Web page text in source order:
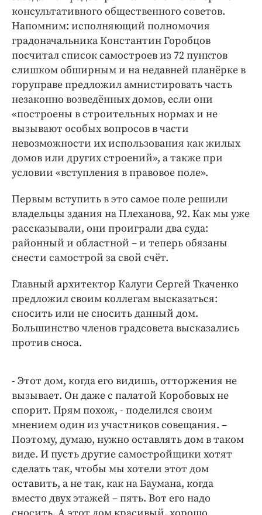
Интересное чтиво
Клиника года
Бренд года
Работодатель года
консультативного общественного советов.
Напомним: исполняющий полномочия
градоначальника Константин Горобцов
посчитал список самостроев из 72 пунктов
слишком обширным и на недавней планёрке в
горуправе предложил амнистировать часть
незаконно возведённых домов, если они
«построены в строительных нормах и не
вызывают особых вопросов в части
невозможности их использования как жилых
домов или других строений», а также при
условии «вступления в правовое поле».
Первым вступить в это самое поле решили
владельцы здания на Плеханова, 92. Как мы уже
рассказывали, они проиграли два суда:
районный и областной – и теперь обязаны
снести самострой за свой счёт.
Главный архитектор Калуги Сергей Ткаченко
предложил своим коллегам высказаться:
сносить или не сносить данный дом.
Большинство членов градсовета высказались
против сноса.
- Этот дом, когда его видишь, отторжения не
вызывает. Он даже с палатой Коробовых не
спорит. Прям похож, - поделился своим
мнением один из участников совещания. –
Поэтому, думаю, нужно оставлять дом в таком
виде. И пусть другие самостройщики хотят
сделать так, чтобы мы хотели этот дом
оставить, а не так, как на Баумана, когда
вместо двух этажей – пять. Вот его надо